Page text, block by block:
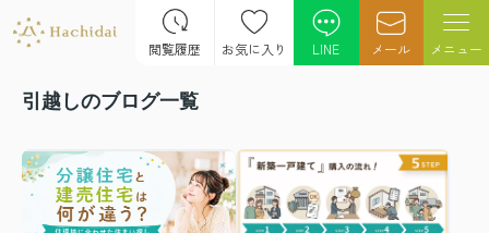
閲覧履歴 お気に入り LINE メール メニュー
引越しのブログ一覧